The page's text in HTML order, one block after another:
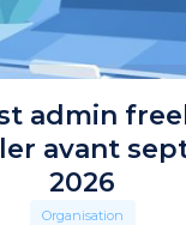
admin
avant
2026
Organisation